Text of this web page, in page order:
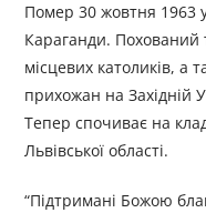
Помер 30 жовтня 1963
Караганди.
місцевих католиків, а
прихожан на Західній
Тепер спочиває на
Львівської області.
“Підтримані Божою